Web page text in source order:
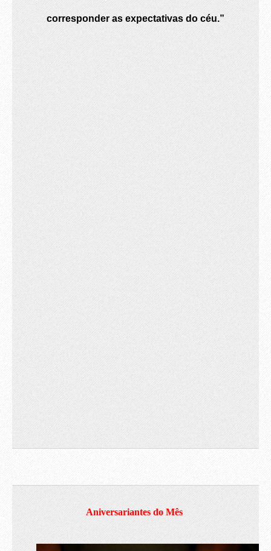
corresponder as expectativas do céu.”
Aniversariantes do Mês